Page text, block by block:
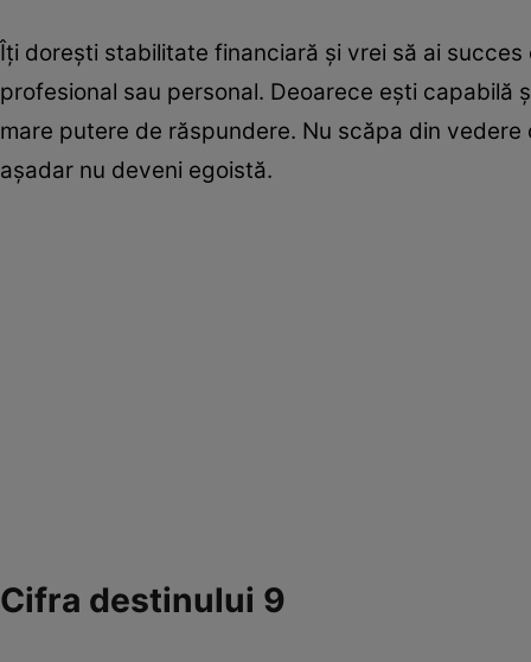
Îţi doreşti stabilitate financiară şi vrei să ai
profesional sau personal. Deoarece eşti
mare putere de răspundere. Nu scăpa din
aşadar nu deveni egoistă.
Cifra destinului 9